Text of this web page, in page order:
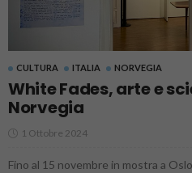
CULTURA ITALIA NORVEGIA
White Fades, arte e
Norvegia
1 Ottobre 2024
Fino al 15 novembre in mostra a